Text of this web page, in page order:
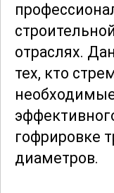
отраслях.
тех, кто
гофрировке
диаметров.